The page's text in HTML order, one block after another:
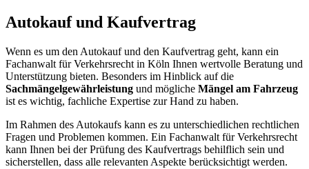
Autokauf und Kaufvertrag
Wenn es um den Autokauf und den Kaufvertrag geht, kann ein
Fachanwalt für Verkehrsrecht in Köln Ihnen wertvolle Beratung und
Unterstützung bieten. Besonders im Hinblick auf die
Sachmängelgewährleistung und mögliche Mängel am Fahrzeug
ist es wichtig, fachliche Expertise zur Hand zu haben.
Im Rahmen des Autokaufs kann es zu unterschiedlichen rechtlichen
Fragen und Problemen kommen. Ein Fachanwalt für Verkehrsrecht
kann Ihnen bei der Prüfung des Kaufvertrags behilflich sein und
sicherstellen, dass alle relevanten Aspekte berücksichtigt werden.